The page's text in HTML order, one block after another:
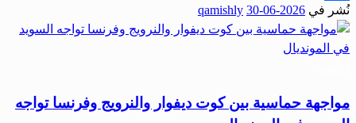
Share
نُشر في 2026-06-30
qamishly
مواجهة حماسية بين كوت ديفوار والنرويج وفرنسا تواجه